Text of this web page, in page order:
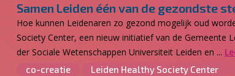
Samen Leiden één van de gezondste
Hoe kunnen Leidenaren zo gezond mogelijk oud
Society Center, een nieuw initiatief van de Gemeente
der Sociale Wetenschappen Universiteit Leiden en ...
co-creatie Leiden Healthy Society Center